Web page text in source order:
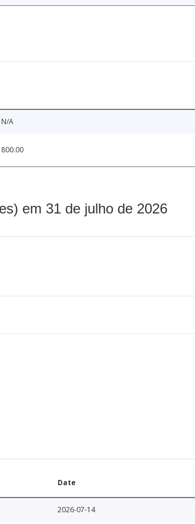
N/A
800.00
em 31 de julho de 2026
Date
2026-07-14